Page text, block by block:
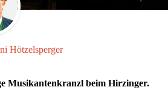
Hötzelsperger
Musikantenkranzl beim Hirzinger.